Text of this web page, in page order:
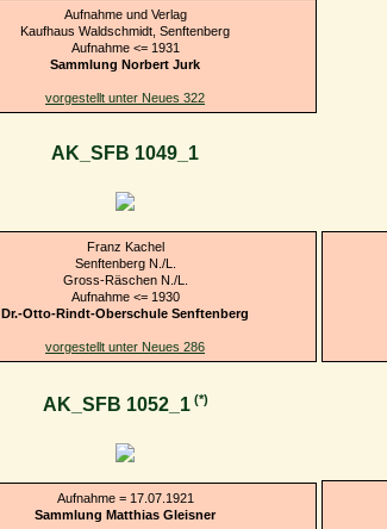
Aufnahme und Verlag
Kaufhaus Waldschmidt, Senftenberg
Aufnahme <= 1931
Sammlung Norbert Jurk
vorgestellt unter Neues 322
AK_SFB 1049_1
Franz Kachel
Senftenberg N./L.
Gross-Räschen N./L.
Aufnahme <= 1930
Dr.-Otto-Rindt-Oberschule Senftenberg
vorgestellt unter Neues 286
AK_SFB 1052_1 (*)
Aufnahme = 17.07.1921
Sammlung Matthias Gleisner